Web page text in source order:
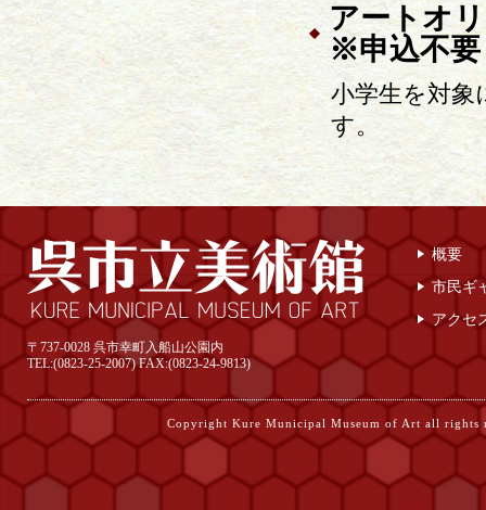
アートオ
※申込不要
小学生を対象
す。
〒737-0028 呉市幸町入船山公園内
TEL:(0823-25-2007) FAX:(0823-24-9813)
概要
市民ギ
アクセ
Copyright Kure Municipal Museum of Art all rights